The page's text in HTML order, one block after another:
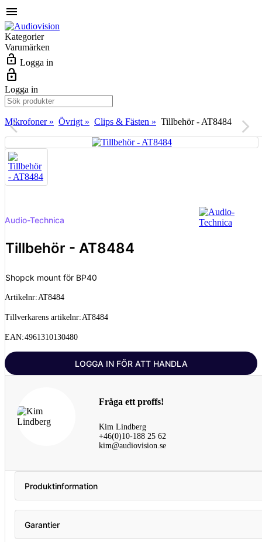
menu
Kategorier
Varumärken
lock_open Logga in
lock_open
Logga in
Mikrofoner » Övrigt » Clips & Fästen » Tillbehör - AT8484
arrow_back_ios arrow_forward_ios
Audio-Technica
Tillbehör - AT8484
Shopck mount för BP40
Artikelnr:AT8484
Tillverkarens artikelnr:AT8484
EAN:4961310130480
LOGGA IN FÖR ATT HANDLA
Fråga ett proffs!
Kim Lindberg
+46(0)10-188 25 62
kim@audiovision.se
Produktinformation
Garantier